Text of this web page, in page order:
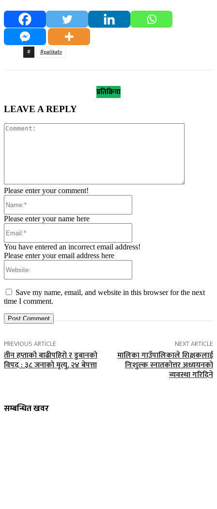
# #palikatv
प्रतिक्रिया
LEAVE A REPLY
Please enter your comment!
Please enter your name here
You have entered an incorrect email address!
Please enter your email address here
Save my name, email, and website in this browser for the next
time I comment.
PREVIOUS ARTICLE
तीन हप्ताको बाढीपहिरो र डुबानको
विपद : ३८ जनाको मृत्यु, २४ बेपत्ता
NEXT ARTICLE
मालिका गाउँपालिकाले शिक्षकलाई
निःशुल्क स्नातकोत्तर अध्ययनको
व्यवस्था गरिदिने
सम्बन्धित खवर